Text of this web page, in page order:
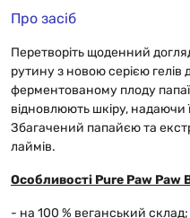
Про засіб
Перетворіть щоденний
рутину з новою серією
ферментованому плоду
відновлюють шкіру, надаючи
Збагачений папайєю та
лаймів.
Особливості Pure Paw Paw
- на 100 % веганський склад;